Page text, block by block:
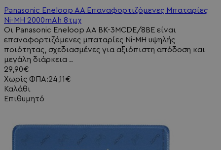
Panasonic Eneloop AA Επαναφορτιζόμενες Μπαταρίες
Ni-MH 2000mAh 8τμχ
Οι Panasonic Eneloop AA BK-3MCDE/8BE είναι
επαναφορτιζόμενες μπαταρίες Ni-MH υψηλής
ποιότητας, σχεδιασμένες για αξιόπιστη απόδοση και
μεγάλη διάρκεια ..
29,90€
Χωρίς ΦΠΑ:24,11€
Καλάθι
Επιθυμητό